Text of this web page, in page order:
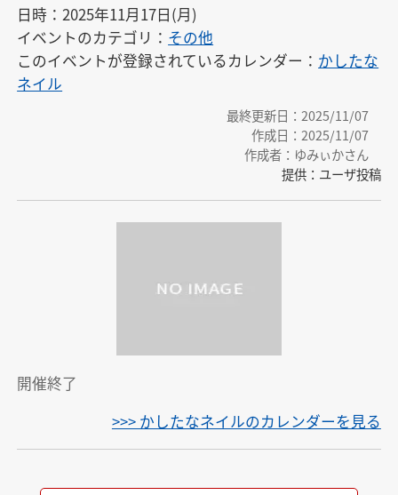
日時：2025年11月17日(月)
イベントのカテゴリ： その他
このイベントが登録されているカレンダー： かしたな
ネイル
最終更新日：2025/11/07
作成日：2025/11/07
作成者：ゆみぃかさん
提供：ユーザ投稿
開催終了
>>> かしたなネイルのカレンダーを見る